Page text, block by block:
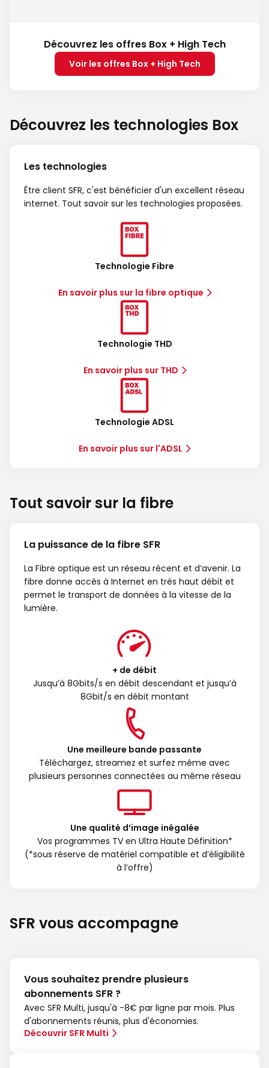
Découvrez les offres Box + High Tech
Voir les offres Box + High Tech
Découvrez les technologies Box
Les technologies
Être client SFR, c'est bénéficier d'un excellent réseau
internet. Tout savoir sur les technologies proposées.
Technologie Fibre
En savoir plus sur la fibre optique
Technologie THD
En savoir plus sur THD
Technologie ADSL
En savoir plus sur l'ADSL
Tout savoir sur la fibre
La puissance de la fibre SFR
La Fibre optique est un réseau récent et d’avenir. La
fibre donne accès à Internet en très haut débit et
permet le transport de données à la vitesse de la
lumière.
+ de débit
Jusqu’à 8Gbits/s en débit descendant et jusqu’à
8Gbit/s en débit montant
Une meilleure bande passante
Téléchargez, streamez et surfez même avec
plusieurs personnes connectées au même réseau
Une qualité d’image inégalée
Vos programmes TV en Ultra Haute Définition*
(*sous réserve de matériel compatible et d’éligibilité
à l’offre)
SFR vous accompagne
Vous souhaitez prendre plusieurs
abonnements SFR ?
Avec SFR Multi, jusqu'à -8€ par ligne par mois. Plus
d'abonnements réunis, plus d'économies.
Découvrir SFR Multi